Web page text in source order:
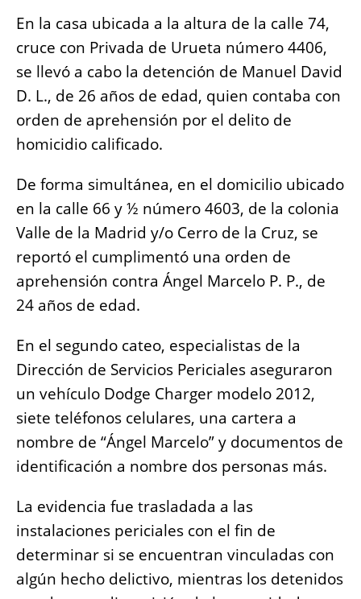
En la casa ubicada a la altura de la calle 74,
cruce con Privada de Urueta número 4406,
se llevó a cabo la detención de Manuel David
D. L., de 26 años de edad, quien contaba con
orden de aprehensión por el delito de
homicidio calificado.
De forma simultánea, en el domicilio ubicado
en la calle 66 y ½ número 4603, de la colonia
Valle de la Madrid y/o Cerro de la Cruz, se
reportó el cumplimentó una orden de
aprehensión contra Ángel Marcelo P. P., de
24 años de edad.
En el segundo cateo, especialistas de la
Dirección de Servicios Periciales aseguraron
un vehículo Dodge Charger modelo 2012,
siete teléfonos celulares, una cartera a
nombre de “Ángel Marcelo” y documentos de
identificación a nombre dos personas más.
La evidencia fue trasladada a las
instalaciones periciales con el fin de
determinar si se encuentran vinculadas con
algún hecho delictivo, mientras los detenidos